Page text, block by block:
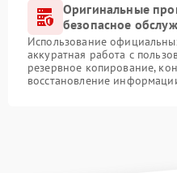
Оригинальные
безопасное
Использование
аккуратная работа с
резервное копирование,
восстановление